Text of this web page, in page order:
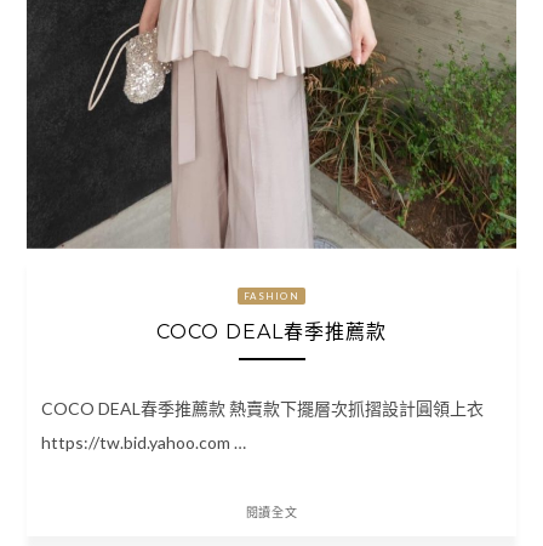
FASHION
COCO DEAL春季推薦款
COCO DEAL春季推薦款 熱賣款下擺層次抓摺設計圓領上衣
https://tw.bid.yahoo.com …
閱讀全文